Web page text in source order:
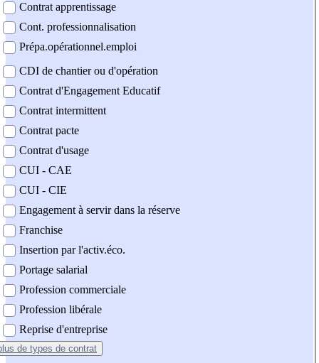
Contrat apprentissage
Cont. professionnalisation
Prépa.opérationnel.emploi
CDI de chantier ou d'opération
Contrat d'Engagement Educatif
Contrat intermittent
Contrat pacte
Contrat d'usage
CUI - CAE
CUI - CIE
Engagement à servir dans la réserve
Franchise
Insertion par l'activ.éco.
Portage salarial
Profession commerciale
Profession libérale
Reprise d'entreprise
de types de contrat